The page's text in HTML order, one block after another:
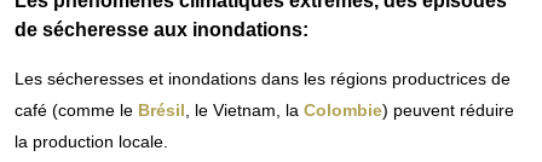
de sécheresse aux inondations:
Les sécheresses et inondations dans les régions productrices de
café (comme le Brésil, le Vietnam, la Colombie) peuvent réduire
la production locale.